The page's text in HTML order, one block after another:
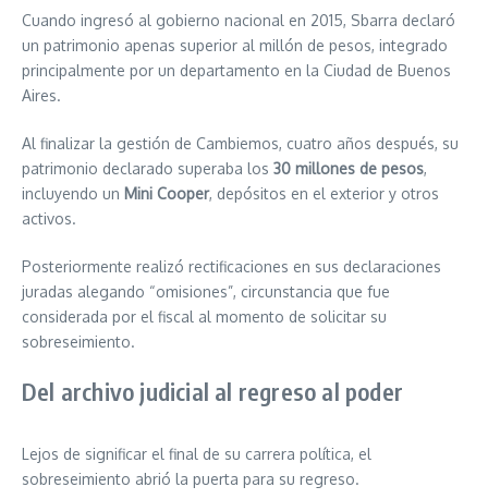
Cuando ingresó al gobierno nacional en 2015, Sbarra declaró
un patrimonio apenas superior al millón de pesos, integrado
principalmente por un departamento en la Ciudad de Buenos
Aires.
Al finalizar la gestión de Cambiemos, cuatro años después, su
patrimonio declarado superaba los 30 millones de pesos,
incluyendo un Mini Cooper, depósitos en el exterior y otros
activos.
Posteriormente realizó rectificaciones en sus declaraciones
juradas alegando “omisiones”, circunstancia que fue
considerada por el fiscal al momento de solicitar su
sobreseimiento.
Del archivo judicial al regreso al poder
Lejos de significar el final de su carrera política, el
sobreseimiento abrió la puerta para su regreso.